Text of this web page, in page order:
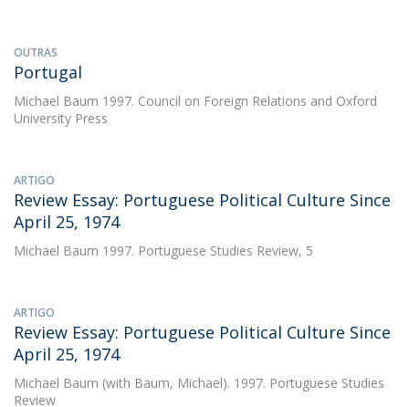
OUTRAS
Portugal
Michael Baum 1997. Council on Foreign Relations and Oxford
University Press
ARTIGO
Review Essay: Portuguese Political Culture Since
April 25, 1974
Michael Baum 1997. Portuguese Studies Review, 5
ARTIGO
Review Essay: Portuguese Political Culture Since
April 25, 1974
Michael Baum (with Baum, Michael). 1997. Portuguese Studies
Review